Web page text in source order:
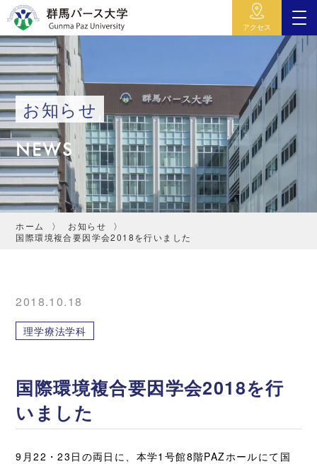
アクセス
お知らせ
NEWS
ホーム
お知らせ
国際環境複合要因学会2018を行いました
2018.10.18
理学療法学科
国際環境複合要因学会2018を行
いました
9月22・23日の両日に、本学1号館8階PAZホールにて国